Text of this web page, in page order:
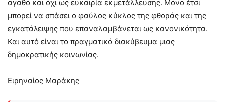
αγαθό και όχι ως ευκαιρία εκμετάλλευσης. Μόνο έτσι
μπορεί να σπάσει ο φαύλος κύκλος της φθοράς και της
εγκατάλειψης που επαναλαμβάνεται ως κανονικότητα.
Και αυτό είναι το πραγματικό διακύβευμα μιας
δημοκρατικής κοινωνίας.
Ειρηναίος Μαράκης